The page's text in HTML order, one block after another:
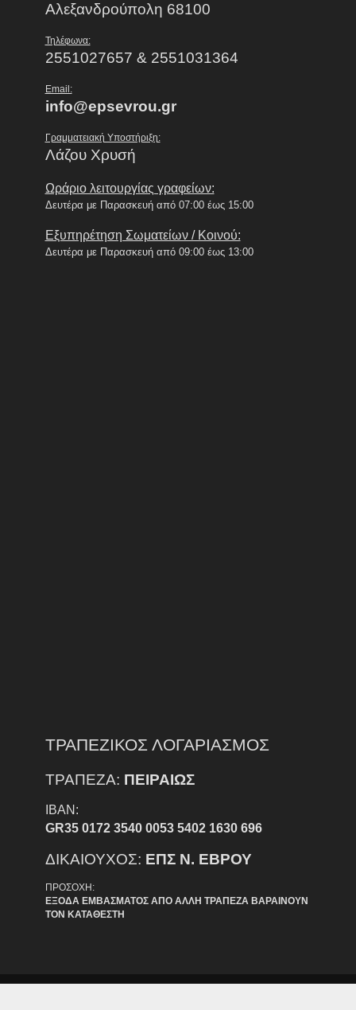
Αλεξανδρούπολη 68100
Τηλέφωνα:
2551027657 & 2551031364
Email:
info@epsevrou.gr
Γραμματειακή Υποστήριξη:
Λάζου Χρυσή
Ωράριο λειτουργίας γραφείων:
Δευτέρα με Παρασκευή από 07:00 έως 15:00
Εξυπηρέτηση Σωματείων / Κοινού:
Δευτέρα με Παρασκευή από 09:00 έως 13:00
ΤΡΑΠΕΖΙΚΟΣ ΛΟΓΑΡΙΑΣΜΟΣ
ΤΡΑΠΕΖΑ: ΠΕΙΡΑΙΩΣ
IBAN:
GR35 0172 3540 0053 5402 1630 696
ΔΙΚΑΙΟΥΧΟΣ: ΕΠΣ Ν. ΕΒΡΟΥ
ΠΡΟΣΟΧΗ:
ΕΞΟΔΑ ΕΜΒΑΣΜΑΤΟΣ ΑΠΟ ΑΛΛΗ ΤΡΑΠΕΖΑ ΒΑΡΑΙΝΟΥΝ
ΤΟΝ ΚΑΤΑΘΕΣΤΗ